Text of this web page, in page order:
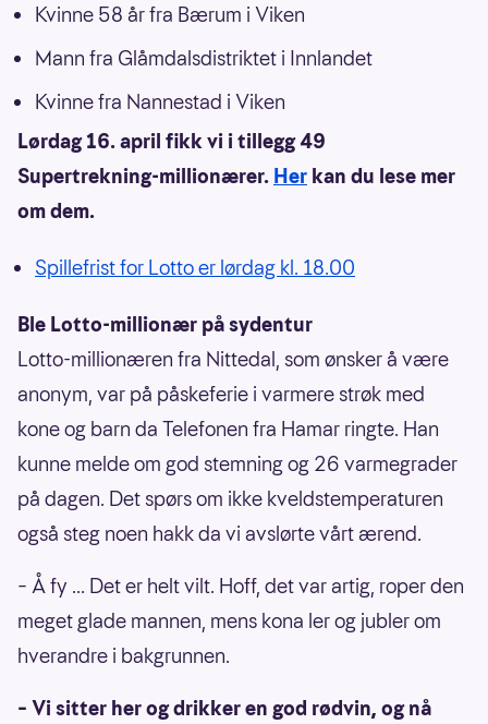
Kvinne 58 år fra Bærum i Viken
Mann fra Glåmdalsdistriktet i Innlandet
Kvinne fra Nannestad i Viken
Lørdag 16. april fikk vi i tillegg 49
Supertrekning-millionærer. Her kan du lese mer
om dem.
Spillefrist for Lotto er lørdag kl. 18.00
Ble Lotto-millionær på sydentur
Lotto-millionæren fra Nittedal, som ønsker å være
anonym, var på påskeferie i varmere strøk med
kone og barn da Telefonen fra Hamar ringte. Han
kunne melde om god stemning og 26 varmegrader
på dagen. Det spørs om ikke kveldstemperaturen
også steg noen hakk da vi avslørte vårt ærend.
– Å fy ... Det er helt vilt. Hoff, det var artig, roper den
meget glade mannen, mens kona ler og jubler om
hverandre i bakgrunnen.
– Vi sitter her og drikker en god rødvin, og nå